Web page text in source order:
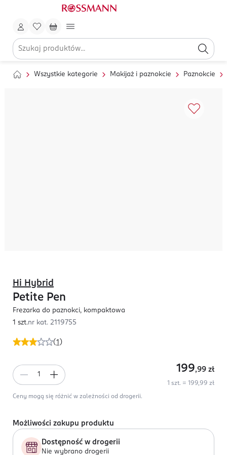
Wszystkie kategorie Makijaż i paznokcie Paznokcie
(1 )
Hi Hybrid
Petite Pen
Frezarka do paznokci, kompaktowa
1 szt.nr kat. 2119755
199,99 zł
1 szt. = 199,99 zł
Ceny mogą się różnić w zależności od drogerii.
Możliwości zakupu produktu
Dostępność w drogerii
Nie wybrano drogerii